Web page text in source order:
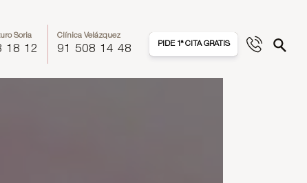
Soria
18 12
Clínica Velázquez
91 508 14 48 PIDE 1ª CITA GRATIS